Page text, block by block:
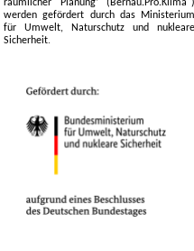
räumlicher Planung‘ (Bernau.Pro.Klima")
werden gefördert durch das Ministerium
für Umwelt, Naturschutz und nukleare
Sicherheit.